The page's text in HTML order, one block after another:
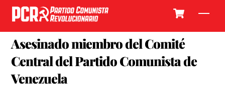
Skip
content
Asesinado miembro del Comité
Central del Partido Comunista de
Venezuela